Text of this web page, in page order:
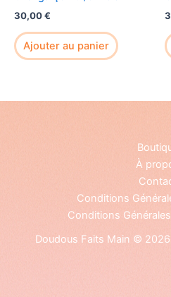
30,00€
Ajouter au panier
À
Conditions
Conditions
Doudous Faits Main ©